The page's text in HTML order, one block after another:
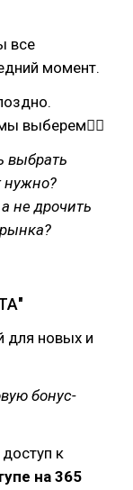
все
момент.
выберем☝🏻
выбрать
нужно?
а не дрочить
для новых и
бонус-
к
на 365